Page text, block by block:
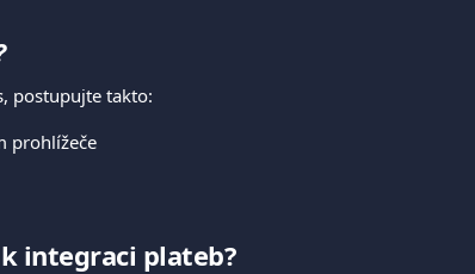
postupujte takto:
prohlížeče
integraci plateb?